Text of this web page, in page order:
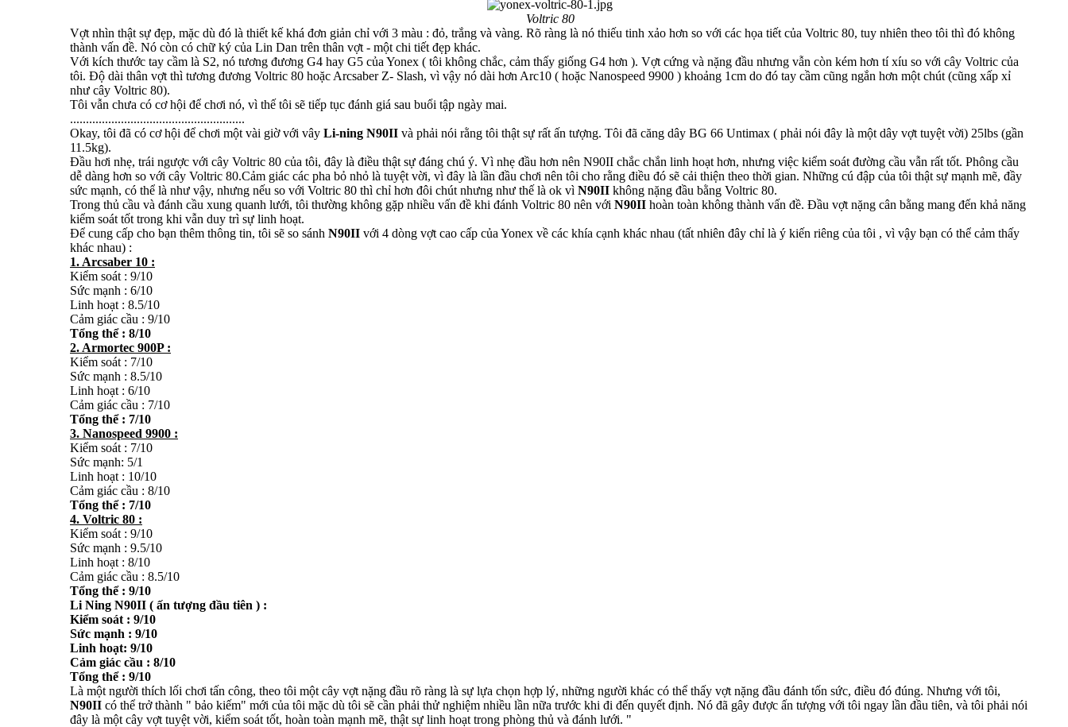
Voltric 80
Vợt nhìn thật sự đẹp, mặc dù đó là thiết kế khá đơn giản chỉ với 3 màu : đỏ, trắng và vàng. Rõ ràng là nó thiếu tinh xảo hơn so với các họa tiết của Voltric 80, tuy nhiên theo tôi thì đó không
thành vấn đề. Nó còn có chữ ký của Lin Dan trên thân vợt - một chi tiết đẹp khác.
Với kích thước tay cầm là S2, nó tương đương G4 hay G5 của Yonex ( tôi không chắc, cảm thấy giống G4 hơn ). Vợt cứng và nặng đầu nhưng vẫn còn kém hơn tí xíu so với cây Voltric của
tôi. Độ dài thân vợt thì tương đương Voltric 80 hoặc Arcsaber Z- Slash, vì vậy nó dài hơn Arc10 ( hoặc Nanospeed 9900 ) khoảng 1cm do đó tay cầm cũng ngắn hơn một chút (cũng xấp xỉ
như cây Voltric 80).
Tôi vẫn chưa có cơ hội để chơi nó, vì thế tôi sẽ tiếp tục đánh giá sau buổi tập ngày mai.
.......................................................
Okay, tôi đã có cơ hội để chơi một vài giờ với vây Li-ning N90II và phải nói rằng tôi thật sự rất ấn tượng. Tôi đã căng dây BG 66 Untimax ( phải nói đây là một dây vợt tuyệt vời) 25lbs (gần
11.5kg).
Đầu hơi nhẹ, trái ngược với cây Voltric 80 của tôi, đây là điều thật sự đáng chú ý. Vì nhẹ đầu hơn nên N90II chắc chắn linh hoạt hơn, nhưng việc kiểm soát đường cầu vẫn rất tốt. Phông cầu
dễ dàng hơn so với cây Voltric 80.Cảm giác các pha bỏ nhỏ là tuyệt vời, vì đây là lần đầu chơi nên tôi cho rằng điều đó sẽ cải thiện theo thời gian. Những cú đập của tôi thật sự mạnh mẽ, đầy
sức mạnh, có thể là như vậy, nhưng nếu so với Voltric 80 thì chỉ hơn đôi chút nhưng như thế là ok vì N90II không nặng đầu bằng Voltric 80.
Trong thủ cầu và đánh cầu xung quanh lưới, tôi thường không gặp nhiều vấn đề khi đánh Voltric 80 nên với N90II hoàn toàn không thành vấn đề. Đầu vợt nặng cân bằng mang đến khả năng
kiểm soát tốt trong khi vẫn duy trì sự linh hoạt.
Để cung cấp cho bạn thêm thông tin, tôi sẽ so sánh N90II với 4 dòng vợt cao cấp của Yonex về các khía cạnh khác nhau (tất nhiên đây chỉ là ý kiến riêng của tôi , vì vậy bạn có thể cảm thấy
khác nhau) :
1. Arcsaber 10 :
Kiểm soát : 9/10
Sức mạnh : 6/10
Linh hoạt : 8.5/10
Cảm giác cầu : 9/10
Tổng thể : 8/10
2. Armortec 900P :
Kiểm soát : 7/10
Sức mạnh : 8.5/10
Linh hoạt : 6/10
Cảm giác cầu : 7/10
Tổng thể : 7/10
3. Nanospeed 9900 :
Kiểm soát : 7/10
Sức mạnh: 5/1
Linh hoạt : 10/10
Cảm giác cầu : 8/10
Tổng thể : 7/10
4. Voltric 80 :
Kiểm soát : 9/10
Sức mạnh : 9.5/10
Linh hoạt : 8/10
Cảm giác cầu : 8.5/10
Tổng thể : 9/10
Li Ning N90II ( ấn tượng đầu tiên ) :
Kiểm soát : 9/10
Sức mạnh : 9/10
Linh hoạt: 9/10
Cảm giác cầu : 8/10
Tổng thể : 9/10
Là một người thích lối chơi tấn công, theo tôi một cây vợt nặng đầu rõ ràng là sự lựa chọn hợp lý, những người khác có thể thấy vợt nặng đầu đánh tốn sức, điều đó đúng. Nhưng với tôi,
N90II có thể trở thành " bảo kiếm" mới của tôi mặc dù tôi sẽ cần phải thử nghiệm nhiều lần nữa trước khi đi đến quyết định. Nó đã gây được ấn tượng với tôi ngay lần đầu tiên, và tôi phải nói
đây là một cây vợt tuyệt vời, kiểm soát tốt, hoàn toàn mạnh mẽ, thật sự linh hoạt trong phòng thủ và đánh lưới. "